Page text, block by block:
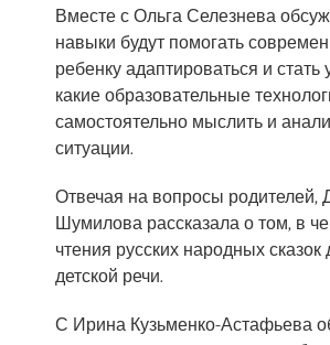
Вместе с Ольга Селезнева
навыки будут помогать
ребенку адаптироваться и
какие образовательные
самостоятельно мыслить и
ситуации.
Отвечая на вопросы родителей,
Шумилова рассказала о том, в
чтения русских народных сказок
детской речи.
С Ирина Кузьменко-Астафьева